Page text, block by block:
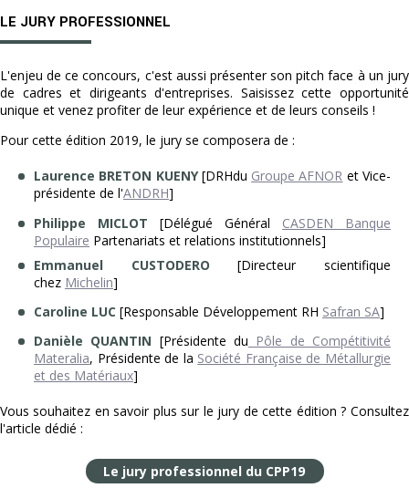
LE JURY PROFESSIONNEL
L'enjeu de ce concours, c'est aussi présenter son pitch face à un jury
de cadres et dirigeants d'entreprises. Saisissez cette opportunité
unique et venez profiter de leur expérience et de leurs conseils !
Pour cette édition 2019, le jury se composera de :
Laurence BRETON KUENY[DRHdu Groupe AFNOR et Vice-
présidente de l'ANDRH]
Philippe MICLOT [Délégué Général CASDEN Banque
Populaire Partenariats et relations institutionnels]
Emmanuel CUSTODERO [Directeur scientifique
chez Michelin]
Caroline LUC [Responsable Développement RH Safran SA]
Danièle QUANTIN [Présidente du Pôle de Compétitivité
Materalia, Présidente de la Société Française de Métallurgie
et des Matériaux]
Vous souhaitez en savoir plus sur le jury de cette édition ? Consultez
l'article dédié :
Le jury professionnel du CPP19